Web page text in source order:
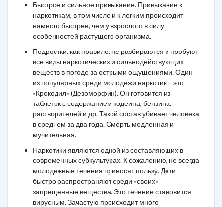
Быстрое и сильное привыкание. Привыкание к
наркотикам, в том числе и к легким происходит
намного быстрее, чем у взрослого в силу
особенностей растущего организма.
Подростки, как правило, не разбираются и пробуют
все виды наркотических и сильнодействующих
веществ в погоде за острыми ощущениями. Один
из популярных среди молодежи наркотик – это
«Крокодил» (Дезоморфин). Он готовится из
таблеток с содержанием кодеина, бензина,
растворителей и др. Такой состав убивает человека
в среднем за два года. Смерть медленная и
мучительная.
Наркотики являются одной из составляющих в
современных субкультурах. К сожалению, не всегда
молодежные течения приносят пользу. Дети
быстро распространяют среди «своих»
запрещенные вещества. Это течение становится
вирусным. Зачастую происходит много